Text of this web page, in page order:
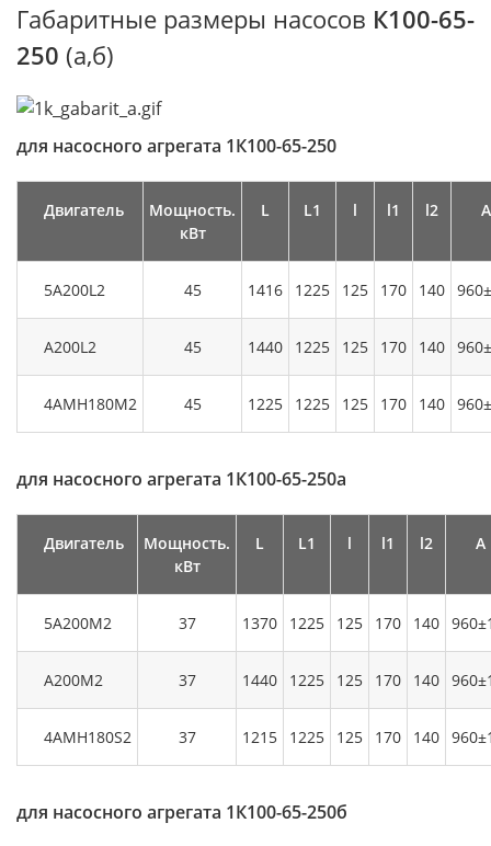
Габаритные размеры насосов К100-65-
250 (а,б)
для насосного агрегата 1К100-65-250
Двигатель
Мощность.
кВт
L L1 l l1 l2 А
5А200L2 45 1416 1225 125 170 140
А200L2 45 1440 1225 125 170 140
4АМН180М2 45 1225 1225 125 170 140
для насосного агрегата 1К100-65-250а
Двигатель
Мощность.
кВт
L L1 l l1 l2 А
5А200М2 37 1370 1225 125 170 140
А200М2 37 1440 1225 125 170 140
4АМН180S2 37 1215 1225 125 170 140
для насосного агрегата 1К100-65-250б